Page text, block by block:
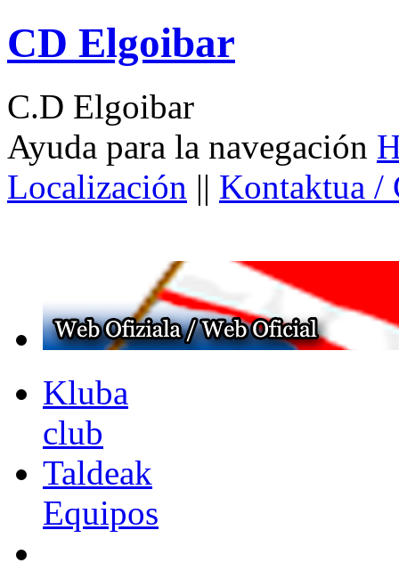
CD Elgoibar
C.D Elgoibar
Ayuda para la navegación
Localización || Kontaktua /
Kluba
club
Taldeak
Equipos